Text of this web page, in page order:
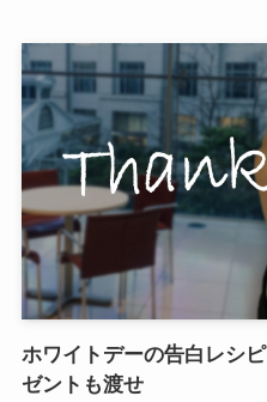
ホワイトデーの告白レシ
ゼントも渡せ